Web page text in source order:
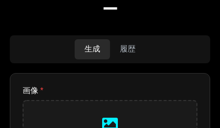
ー
生成 履歴
画像 *